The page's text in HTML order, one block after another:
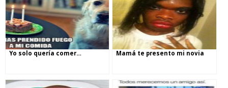
Yo solo quería comer… Mamá te presento mi novia